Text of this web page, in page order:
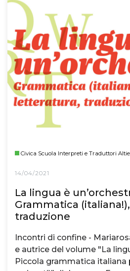
Civica Scuola Interpreti e Traduttori
14/04/2021
La lingua è
Grammatica
traduzione
Incontri di confine -
e autrice del volume "La
Piccola grammatica